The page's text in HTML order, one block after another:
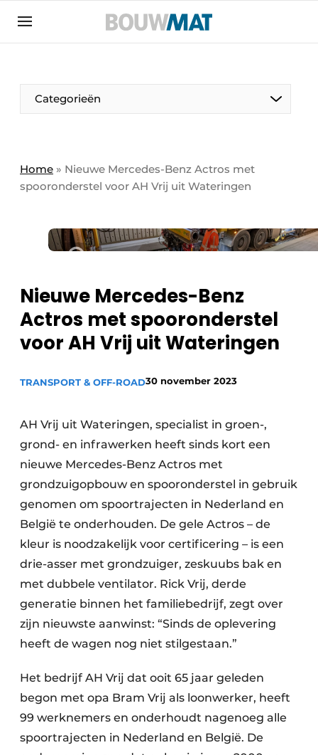
Aanmelden
Bedrijven
Bedrijven
Contact
Evenement aanmelden
Meest gelezen
Podcasts
Privacy / Cookie statement
Vacature aanmelden
Categorieën
Home » Nieuwe Mercedes-Benz Actros met
spooronderstel voor AH Vrij uit Wateringen
Nieuwe Mercedes-Benz
Actros met spooronderstel
voor AH Vrij uit Wateringen
TRANSPORT & OFF-ROAD30 november 2023
AH Vrij uit Wateringen, specialist in groen-,
grond- en infrawerken heeft sinds kort een
nieuwe Mercedes-Benz Actros met
grondzuigopbouw en spooronderstel in gebruik
genomen om spoortrajecten in Nederland en
België te onderhouden. De gele Actros – de
kleur is noodzakelijk voor certificering – is een
drie-asser met grondzuiger, zeskuubs bak en
met dubbele ventilator. Rick Vrij, derde
generatie binnen het familiebedrijf, zegt over
zijn nieuwste aanwinst: “Sinds de oplevering
heeft de wagen nog niet stilgestaan.”
Het bedrijf AH Vrij dat ooit 65 jaar geleden
begon met opa Bram Vrij als loonwerker, heeft
99 werknemers en onderhoudt nagenoeg alle
spoortrajecten in Nederland en België. De